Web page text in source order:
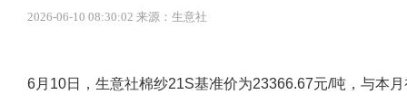
2026-06-10 08:30:02 来源：生意社
6月10日，生意社棉纱21S基准价为23366.67元/吨，与本